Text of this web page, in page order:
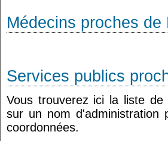
Médecins proches de
Services publics
Vous trouverez ici la liste
sur un nom d'administration
coordonnées.